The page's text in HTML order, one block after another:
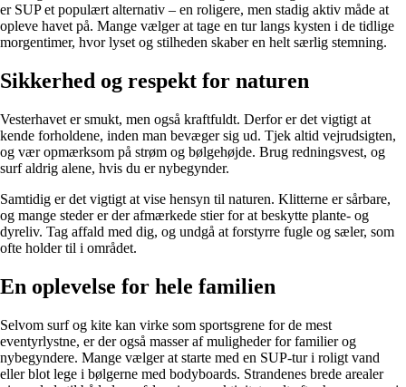
er SUP et populært alternativ – en roligere, men stadig aktiv måde at
opleve havet på. Mange vælger at tage en tur langs kysten i de tidlige
morgentimer, hvor lyset og stilheden skaber en helt særlig stemning.
Sikkerhed og respekt for naturen
Vesterhavet er smukt, men også kraftfuldt. Derfor er det vigtigt at
kende forholdene, inden man bevæger sig ud. Tjek altid vejrudsigten,
og vær opmærksom på strøm og bølgehøjde. Brug redningsvest, og
surf aldrig alene, hvis du er nybegynder.
Samtidig er det vigtigt at vise hensyn til naturen. Klitterne er sårbare,
og mange steder er der afmærkede stier for at beskytte plante- og
dyreliv. Tag affald med dig, og undgå at forstyrre fugle og sæler, som
ofte holder til i området.
En oplevelse for hele familien
Selvom surf og kite kan virke som sportsgrene for de mest
eventyrlystne, er der også masser af muligheder for familier og
nybegyndere. Mange vælger at starte med en SUP-tur i roligt vand
eller blot lege i bølgerne med bodyboards. Strandenes brede arealer